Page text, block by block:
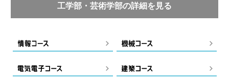
工学部・芸術学部の詳細を見る